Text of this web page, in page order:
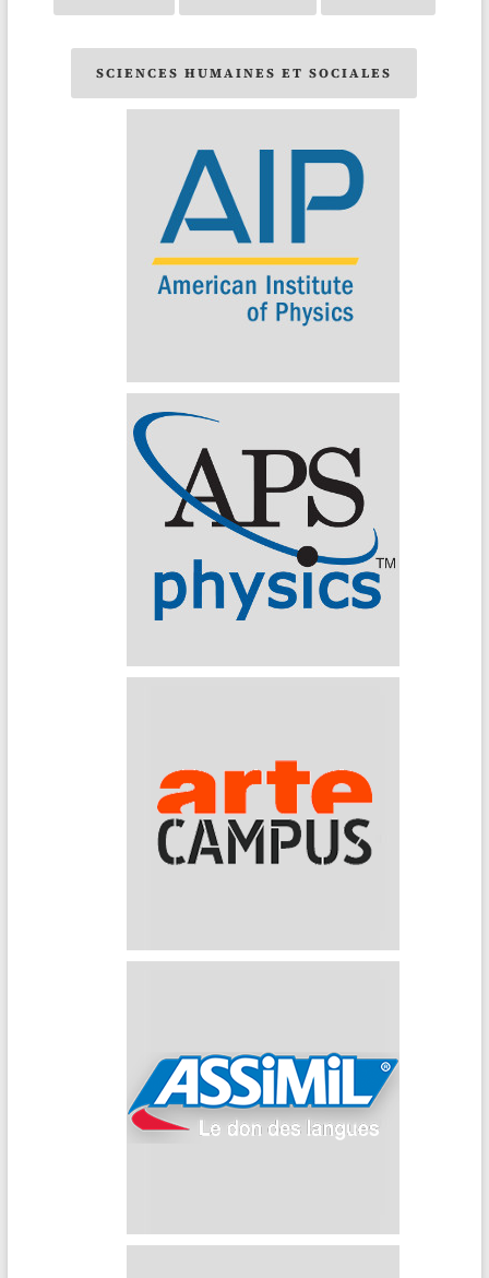
SCIENCES HUMAINES ET SOCIALES